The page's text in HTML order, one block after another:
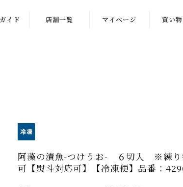
イド 店舗一覧 マイページ 買い
阿藻の漬魚-つけうお- ６切入 ※練り
可【熨斗対応可】【冷凍便】品番：